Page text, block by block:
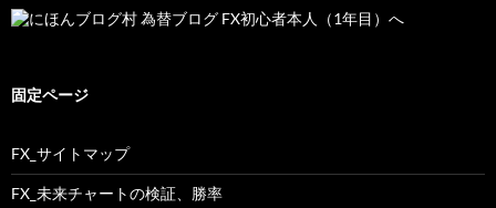
固定ページ
FX_サイトマップ
FX_未来チャートの検証、勝率